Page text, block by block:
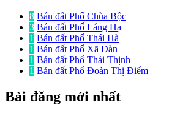
8 Bán đất Phố Chùa Bộc
3 Bán đất Phố Láng Hạ
1 Bán đất Phố Thái Hà
1 Bán đất Phố Xã Đàn
1 Bán đất Phố Thái Thịnh
1 Bán đất Phố Đoàn Thị Điểm
Bài đăng mới nhất